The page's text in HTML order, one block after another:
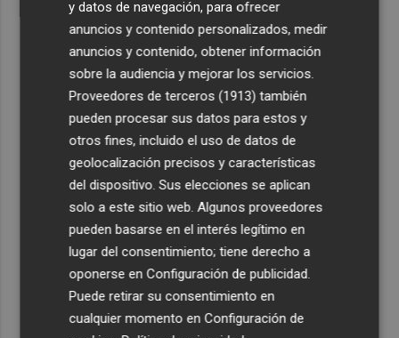
y datos de navegación, para ofrecer
anuncios y contenido personalizados, medir
anuncios y contenido, obtener información
sobre la audiencia y mejorar los servicios.
Proveedores de terceros (1913) también
pueden procesar sus datos para estos y
otros fines, incluido el uso de datos de
geolocalización precisos y características
del dispositivo. Sus elecciones se aplican
solo a este sitio web. Algunos proveedores
pueden basarse en el interés legítimo en
lugar del consentimiento; tiene derecho a
oponerse enConfiguración de publicidad
Puede retirar su consentimiento en
cualquier momento enConfiguración de